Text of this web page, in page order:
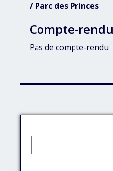
/ Parc des Princes
Compte-rendu
Pas de compte-rendu